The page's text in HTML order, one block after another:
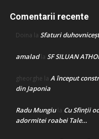
Comentarii recente
Doina la Sfaturi
amaladla SF SILUAN
gheorghe la A început
din Japonia
Radu Mungiula Cu Sfinții
adormitei roabei Tale…